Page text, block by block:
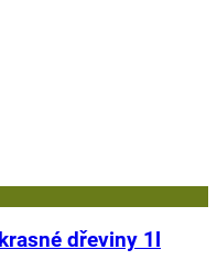
dřeviny 1l